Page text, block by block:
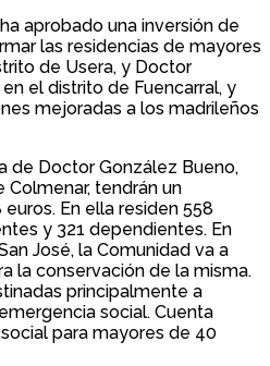
aprobado una inversión de
las residencias de mayores
de Usera, y Doctor
el distrito de Fuencarral, y
mejoradas a los madrileños
de Doctor González Bueno,
Colmenar, tendrán un
En ella residen 558
y 321 dependientes. En
José, la Comunidad va a
la conservación de la misma.
principalmente a
social. Cuenta
para mayores de 40